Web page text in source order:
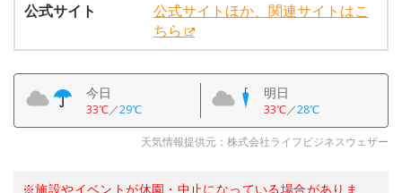
公式サイト
公式サイトほか、関連サイトはこ
ちら
今日
33℃／29℃
明日
33℃／28℃
天気情報提供元：株式会社ライフビジネスウェザー
※施設やイベントが休園・中止になっている場合がありま